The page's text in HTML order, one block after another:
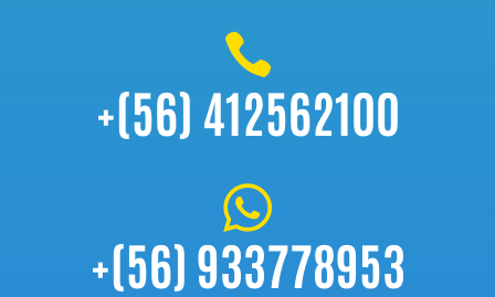

+(56) 412562100

+(56) 933778953